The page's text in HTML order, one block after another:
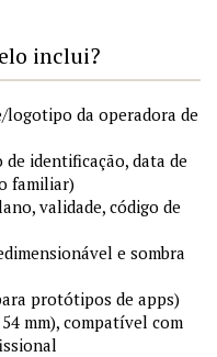
inclui?
logotipo da operadora de
identificação, data de
familiar)
validade, código de
e sombra
protótipos de apps)
mm), compatível com